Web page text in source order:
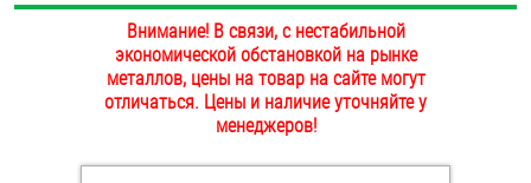
ОПЛАТА И ДОСТАВКА
НАШИ МАГАЗИНЫ
Дюбели
Внимание! В связи, с нестабильной
экономической обстановкой на рынке
металлов, цены на товар на сайте могут
отличаться. Цены и наличие уточняйте у
менеджеров!